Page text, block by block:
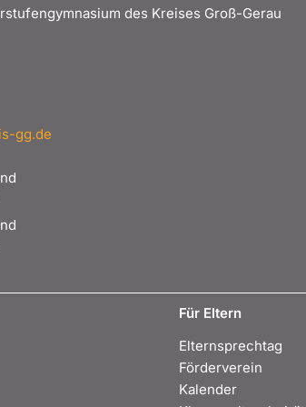
des Kreises Groß-Gerau
gg.de
Für Eltern
Elternsprechtag
Förderverein
Kalender